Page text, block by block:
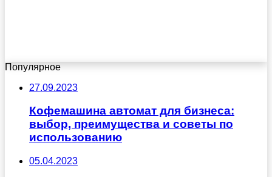
Популярное
27.09.2023
Кофемашина автомат для бизнеса:
выбор, преимущества и советы по
использованию
05.04.2023